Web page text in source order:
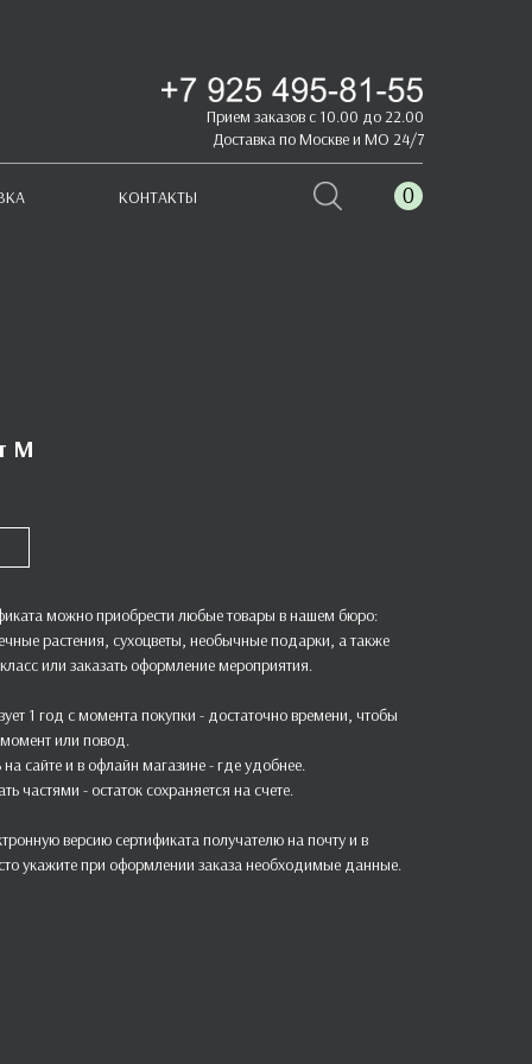
КОНТАКТЫ 0
Доставка по Москве и МО 24/7
Прием заказов с 10.00 до 22.00
M
можно приобрести любые товары в нашем бюро:
растения, сухоцветы, необычные подарки, а также
или заказать оформление мероприятия.
1 год с момента покупки - достаточно времени, чтобы
или повод.
сайте и в офлайн магазине - где удобнее.
частями - остаток сохраняется на счете.
версию сертификата получателю на почту и в
укажите при оформлении заказа необходимые данные.